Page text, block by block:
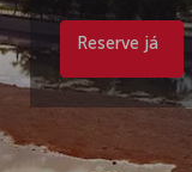
Reserve já